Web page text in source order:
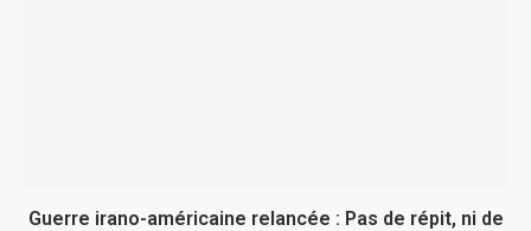
Guerre irano-américaine relancée : Pas de répit, ni de